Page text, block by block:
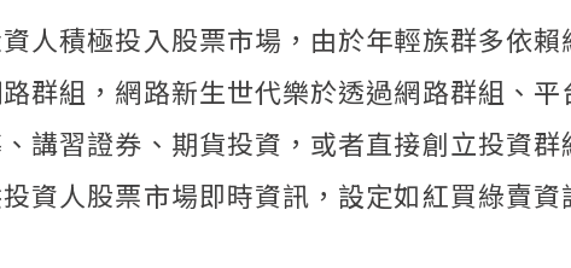
人積極投入股票市場，由於年輕族群多依
群組，網路新生世代樂於透過網路群組、
講習證券、期貨投資，或者直接創立投資
資人股票市場即時資訊，設定如紅買綠賣